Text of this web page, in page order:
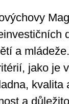
a
jako je
kvalita
a